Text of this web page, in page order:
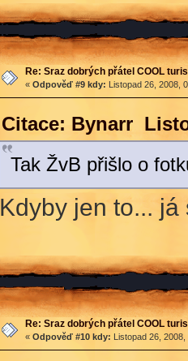
Re: Sraz dobrých přátel COOL
« Odpověď #9 kdy: Listopad 26, 2008,
Citace: Bynarr
Tak ŽvB přišlo o
Kdyby jen to...
Re: Sraz dobrých přátel COOL
« Odpověď #10 kdy: Listopad 26,